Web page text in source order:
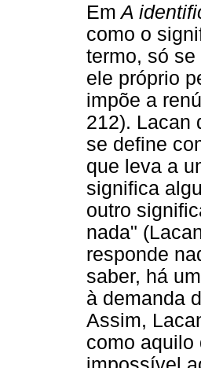
Em A
como o
termo, só
ele próprio
impõe a
212). Lacan
se define
que leva a
significa
outro
nada"
responde
saber, há
à demanda
Assim,
como aquilo